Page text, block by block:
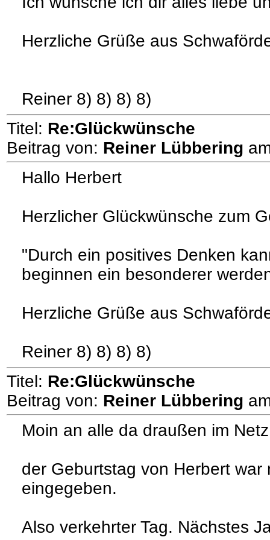
Herzliche Grüße aus
Reiner 8) 8) 8) 8)
Titel: Re:Glückwünsche
Beitrag von: Reiner Lübbering
Hallo Herbert
Herzlicher Glückwünsche zum
"Durch ein positives Denken
beginnen ein besonderer
Herzliche Grüße aus
Reiner 8) 8) 8) 8)
Titel: Re:Glückwünsche
Beitrag von: Reiner Lübbering
Moin an alle da draußen im Netz
der Geburtstag von Herbert war
eingegeben.
Also verkehrter Tag. Nächstes